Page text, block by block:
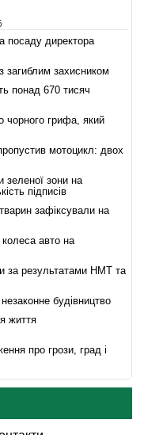
посаду директора
загиблим захисником
понад 670 тисяч
чорного грифа, який
мотоцикл: двох
зеленої зони на
підписів
зафіксували на
авто на
за результатами НМТ та
будівництво
життя
про грози, град і